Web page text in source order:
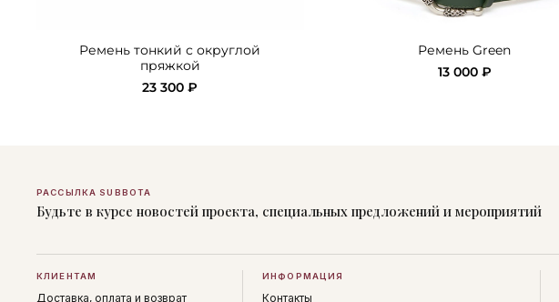
Ремень тонкий с округлой
пряжкой
23 300 ₽
Ремень Green
13 000 ₽
РАССЫЛКА SUBBOTA
Будьте в курсе новостей проекта, специальных предложений и мероприятий
КЛИЕНТАМ
Доставка, оплата и возврат
ИНФОРМАЦИЯ
Контакты